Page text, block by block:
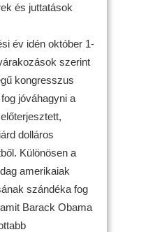
és juttatások
év idén október 1-
szerint
kongresszus
jóváhagyni a
dolláros
Különösen a
amerikaiak
szándéka fog
Barack Obama